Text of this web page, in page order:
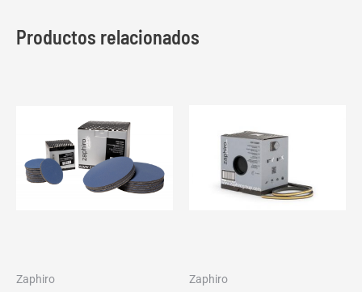
Productos relacionados
Zaphiro Zaphiro